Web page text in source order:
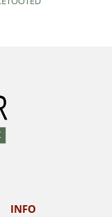
INFO